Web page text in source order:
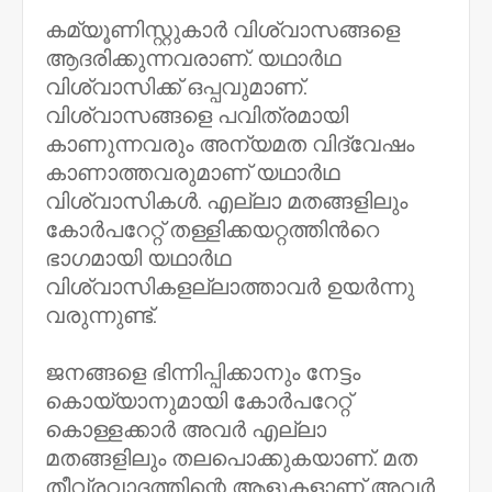
കമ്യൂണിസ്റ്റുകാർ വിശ്വാസങ്ങളെ
ആദരിക്കുന്നവരാണ്​. യഥാർഥ
വിശ്വാസിക്ക് ഒപ്പവുമാണ്​.
വിശ്വാസങ്ങളെ പവിത്രമായി
കാണുന്നവരും അന്യമത വിദ്വേഷം
കാണാത്തവരുമാണ്​ യഥാർഥ
വിശ്വാസികൾ. എല്ലാ മതങ്ങളിലും
കോർപറേറ്റ്​ തള്ളിക്കയറ്റത്തിന്‍റെ
ഭാഗമായി യഥാർഥ
വിശ്വാസികളല്ലാത്താവർ ഉയർന്നു
വരുന്നുണ്ട്​.
ജനങ്ങളെ ഭിന്നിപ്പിക്കാനും നേട്ടം
കൊയ്യാനുമായി കോർപറേറ്റ്
കൊള്ളക്കാർ അവർ എല്ലാ
മതങ്ങളിലും തലപൊക്കുകയാണ്​. മത